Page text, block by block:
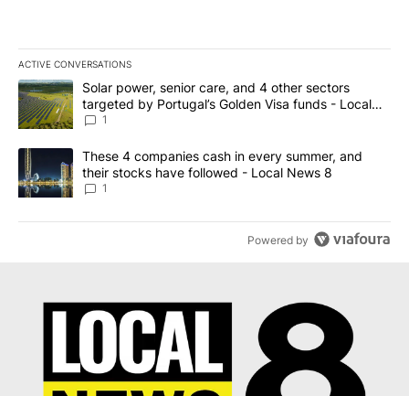
ACTIVE CONVERSATIONS
The following is a list of the most commented articles in the last
A trending article titled "Solar power, senior care, and 4 other
Solar power, senior care, and 4 other sectors
targeted by Portugal’s Golden Visa funds - Local
News 8
1
A trending article titled "These 4 companies cash in every
These 4 companies cash in every summer, and
their stocks have followed - Local News 8
1
Powered by